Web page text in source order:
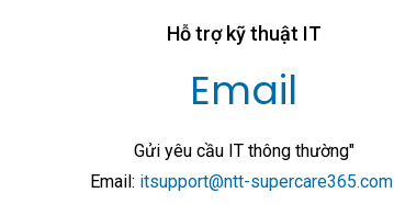
Hỗ trợ kỹ thuật IT
Email
Gửi yêu cầu IT thông thường"
Email: itsupport@ntt-supercare365.com